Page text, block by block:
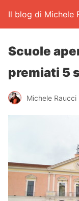
Il blog di Michele
Scuole
premiati 5
Michele Raucci